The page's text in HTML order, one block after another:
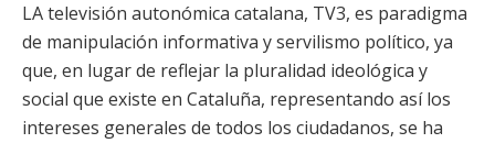
LA televisión autonómica catalana, TV3, es paradigma
de manipulación informativa y servilismo político, ya
que, en lugar de reflejar la pluralidad ideológica y
social que existe en Cataluña, representando así los
intereses generales de todos los ciudadanos, se ha